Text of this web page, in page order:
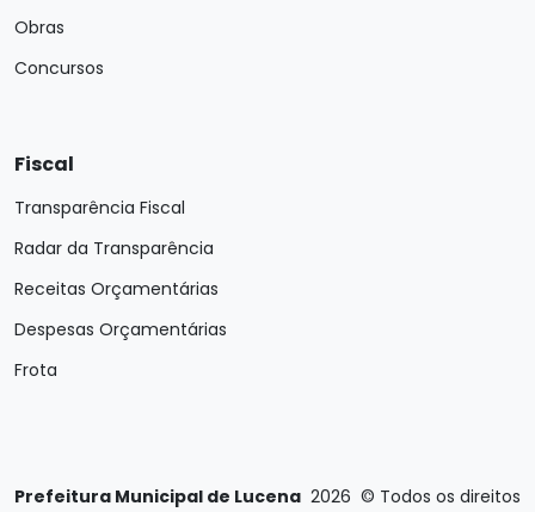
Obras
Concursos
Fiscal
Transparência Fiscal
Radar da Transparência
Receitas Orçamentárias
Despesas Orçamentárias
Frota
Prefeitura Municipal de Lucena 2026 © Todos os direitos